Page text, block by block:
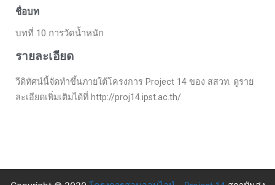
ชื่อบท
บทที่ 10 การวัดน้ำหนัก
รายละเอียด
วีดิทัศน์นี้จัดทำขึ้นภายใต้โครงการ Project 14 ของ สสวท. ดูราย
ละเอียดเพิ่มเติมได้ที่ http://proj14.ipst.ac.th/